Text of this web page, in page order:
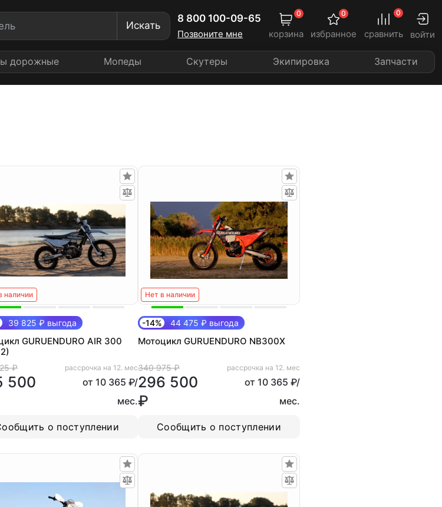
Искать
8 800 100-09-65
Позвоните мне корзина
0
избранное
0
сравнить
0
войти
дорожные Мопеды Скутеры Экипировка Запчасти
наличии
39 825 ₽ выгода
GURUENDURO AIR 300
₽
500
рассрочка на 12. мес
от 10 365 ₽/
мес.
о поступлении
Нет в наличии
-14% 44 475 ₽ выгода
Мотоцикл GURUENDURO NB300X
340 975 ₽
296 500
₽
рассрочка на 12. мес
от 10 365 ₽/
мес.
Сообщить о поступлении